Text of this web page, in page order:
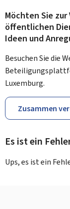
Möchten Sie
öffentlichen
Ideen und
Besuchen Sie die
Luxemburg.
Zusammen
Es ist ein
Ups, es ist ein